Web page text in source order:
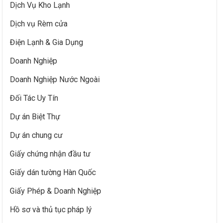
Dịch Vụ Kho Lạnh
Dịch vụ Rèm cửa
Điện Lạnh & Gia Dụng
Doanh Nghiệp
Doanh Nghiệp Nước Ngoài
Đối Tác Uy Tín
Dự án Biệt Thự
Dự án chung cư
Giấy chứng nhận đầu tư
Giấy dán tường Hàn Quốc
Giấy Phép & Doanh Nghiệp
Hồ sơ và thủ tục pháp lý